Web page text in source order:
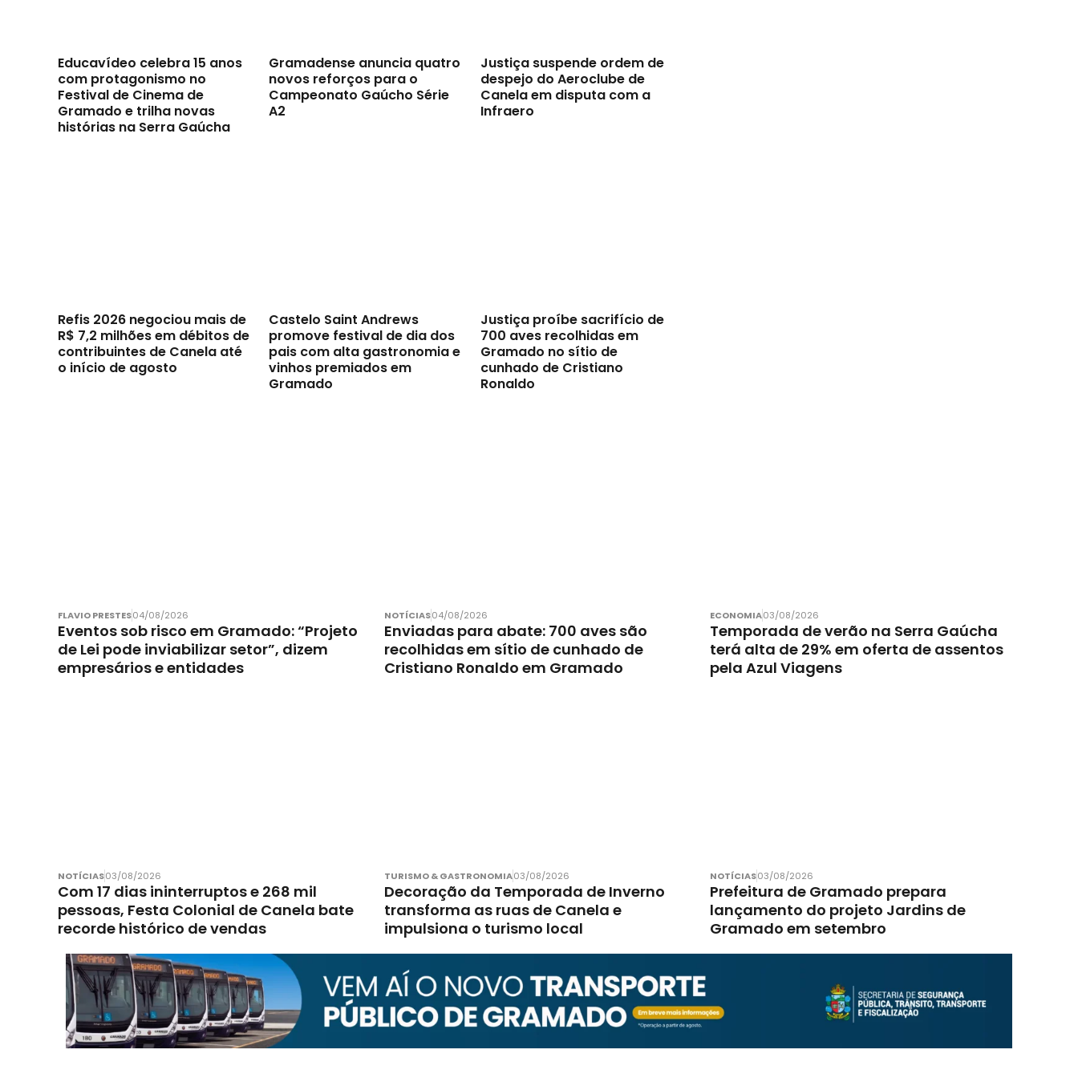
Educavídeo celebra 15 anos
com protagonismo no
Festival de Cinema de
Gramado e trilha novas
histórias na Serra Gaúcha
Gramadense anuncia quatro
novos reforços para o
Campeonato Gaúcho Série
A2
Justiça suspende ordem de
despejo do Aeroclube de
Canela em disputa com a
Infraero
Refis 2026 negociou mais de
R$ 7,2 milhões em débitos de
contribuintes de Canela até
o início de agosto
Castelo Saint Andrews
promove festival de dia dos
pais com alta gastronomia e
vinhos premiados em
Gramado
Justiça proíbe sacrifício de
700 aves recolhidas em
Gramado no sítio de
cunhado de Cristiano
Ronaldo
FLAVIO PRESTES04/08/2026
Eventos sob risco em Gramado: “Projeto
de Lei pode inviabilizar setor”, dizem
empresários e entidades
NOTÍCIAS04/08/2026
Enviadas para abate: 700 aves são
recolhidas em sítio de cunhado de
Cristiano Ronaldo em Gramado
ECONOMIA03/08/2026
Temporada de verão na Serra Gaúcha
terá alta de 29% em oferta de assentos
pela Azul Viagens
NOTÍCIAS03/08/2026
Com 17 dias ininterruptos e 268 mil
pessoas, Festa Colonial de Canela bate
recorde histórico de vendas
TURISMO & GASTRONOMIA03/08/2026
Decoração da Temporada de Inverno
transforma as ruas de Canela e
impulsiona o turismo local
NOTÍCIAS03/08/2026
Prefeitura de Gramado prepara
lançamento do projeto Jardins de
Gramado em setembro